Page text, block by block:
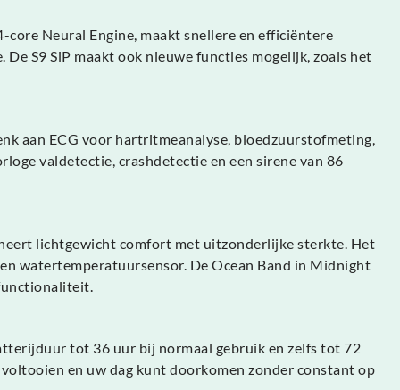
core Neural Engine, maakt snellere en efficiëntere
S9 SiP maakt ook nieuwe functies mogelijk, zoals het
aan ECG voor hartritmeanalyse, bloedzuurstofmeting,
valdetectie, crashdetectie en een sirene van 86
lichtgewicht comfort met uitzonderlijke sterkte. Het
watertemperatuursensor. De Ocean Band in Midnight
tot 36 uur bij normaal gebruik en zelfs tot 72
en uw dag kunt doorkomen zonder constant op